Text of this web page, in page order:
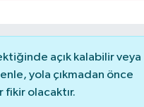
açık kalabilir veya
yola çıkmadan önce
fikir olacaktır.